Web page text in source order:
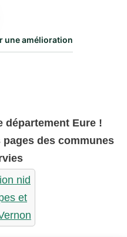
une amélioration
département Eure !
des communes
nid
et